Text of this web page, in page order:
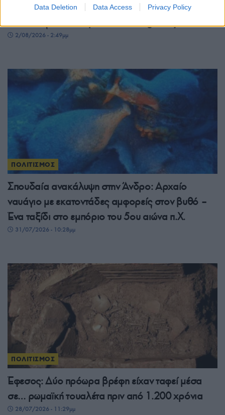
Data Deletion Data Access Privacy Policy
Βίνσεντ Παστόρε: Πέθανε ο Ιταλοαμερικανός
ηθοποιός που ενσάρκωσε τον «Big Pussy»
2/08/2026 - 2:49μμ
ΠΟΛΙΤΙΣΜΟΣ
Σπουδαία ανακάλυψη στην Άνδρο: Αρχαίο
ναυάγιο με εκατοντάδες αμφορείς στον βυθό –
Ένα ταξίδι στο εμπόριο του 5ου αιώνα π.Χ.
31/07/2026 - 10:28μμ
ΠΟΛΙΤΙΣΜΟΣ
Έφεσος: Δύο πρόωρα βρέφη είχαν ταφεί μέσα
σε… ρωμαϊκή τουαλέτα πριν από 1.200 χρόνια
28/07/2026 - 11:29μμ